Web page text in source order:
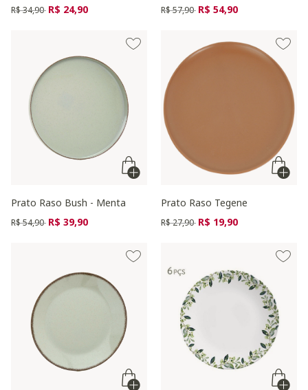
Preço reduzido de
R$ 34,90 para
R$ 24,90 Preço reduzido de
R$ 57,90 para
R$ 54,90
Prato Raso Bush - Menta
Preço reduzido de
R$ 54,90 para
R$ 39,90
Prato Raso Tegene
Preço reduzido de
R$ 27,90 para
R$ 19,90